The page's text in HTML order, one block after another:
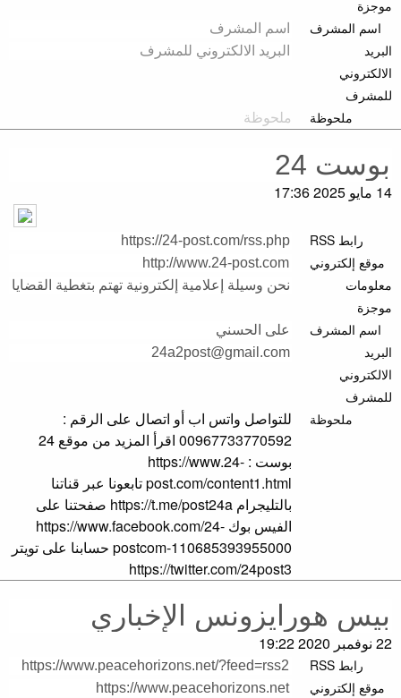
موجزة
اسم المشرف
البريد
الالكتروني
للمشرف
ملحوظة
14 مايو 2025 17:36
رابط RSS
موقع إلكتروني
معلومات
موجزة
اسم المشرف
البريد
الالكتروني
للمشرف
ملحوظة
للتواصل واتس اب أو اتصال على الرقم :
00967733770592 اقرأ المزيد من موقع 24
بوست : https://www.24-
post.com/content1.html تابعونا عبر قناتنا
بالتليجرام https://t.me/post24a صفحتنا على
الفيس بوك https://www.facebook.com/24-
postcom-110685393955000 حسابنا على تويتر
https://twitter.com/24post3
22 نوفمبر 2020 19:22
رابط RSS
موقع إلكتروني